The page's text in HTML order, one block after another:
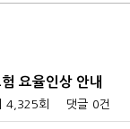
요율인상 안내
4,325회 댓글 0건